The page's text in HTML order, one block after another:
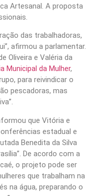
Artesanal. A proposta
das trabalhadoras,
afirmou a parlamentar.
Oliveira e Valéria da
Municipal da Mulher,
para reivindicar o
pescadoras, mas
que Vitória e
estadual e
Benedita da Silva
De acordo com a
o projeto pode ser
que trabalham na
na água, preparando o